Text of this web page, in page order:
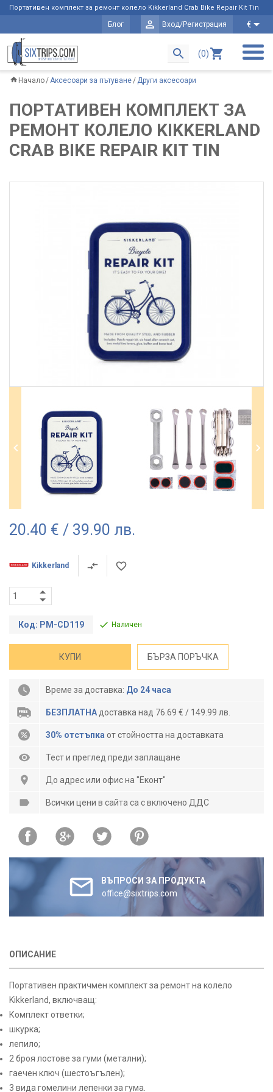
Портативен комплект за ремонт колело Kikkerland Crab Bike Repair Kit Tin
Блог Вход/Регистрация €
(0)
Начало Аксесоари за пътуване Други аксесоари
ПОРТАТИВЕН КОМПЛЕКТ ЗА
РЕМОНТ КОЛЕЛО KIKKERLAND
CRAB BIKE REPAIR KIT TIN
20.40 € / 39.90 лв.
Kikkerland
Код: PM-CD119 Наличен
КУПИ БЪРЗА ПОРЪЧКА
Време за доставка: До 24 часа
БЕЗПЛАТНА доставка над 76.69 € / 149.99 лв.
30% отстъпка от стойността на доставката
Тест и преглед преди заплащане
До адрес или офис на "Еконт"
Всички цени в сайта са с включено ДДС
ВЪПРОСИ ЗА ПРОДУКТА
office@sixtrips.com
ОПИСАНИЕ
Портативен практичмен комплект за ремонт на колело
Kikkerland, включващ:
Комплект ответки;
шкурка;
лепило;
2 броя лостове за гуми (метални);
гаечен ключ (шестоъгълен);
3 вида гомелини лепенки за гума.